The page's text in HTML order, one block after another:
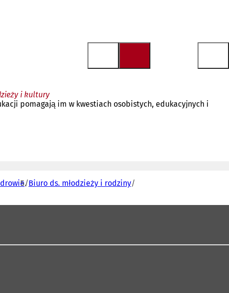
i kultury
pomagają im w kwestiach osobistych, edukacyjnych i
Biuro ds. młodzieży i rodziny